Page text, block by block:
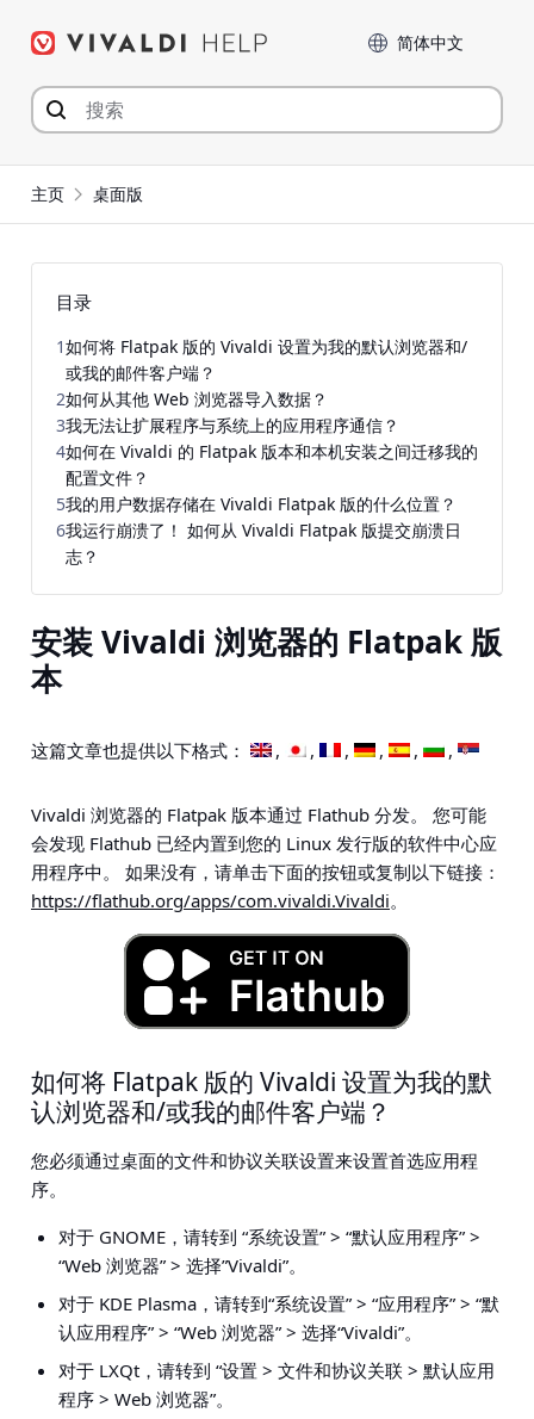
Language
主页 桌面版
安装 Vivaldi 浏览器的 Flatpak 版
本
这篇文章也提供以下格式：
Vivaldi 浏览器的 Flatpak 版本通过 Flathub 分发。 您可能
会发现 Flathub 已经内置到您的 Linux 发行版的软件中心应
用程序中。 如果没有，请单击下面的按钮或复制以下链接：
https://flathub.org/apps/com.vivaldi.Vivaldi。
如何将 Flatpak 版的 Vivaldi 设置为我的默
认浏览器和/或我的邮件客户端？
您必须通过桌面的文件和协议关联设置来设置首选应用程
序。
对于 GNOME，请转到 “系统设置” > “默认应用程序” >
“Web 浏览器” > 选择”Vivaldi”。
对于 KDE Plasma，请转到“系统设置” > “应用程序” > “默
认应用程序” > “Web 浏览器” > 选择“Vivaldi”。
对于 LXQt，请转到 “设置 > 文件和协议关联 > 默认应用
程序 > Web 浏览器”。
目录
1如何将 Flatpak 版的 Vivaldi 设置为我的默认浏览器和/
或我的邮件客户端？
2如何从其他 Web 浏览器导入数据？
3我无法让扩展程序与系统上的应用程序通信？
4如何在 Vivaldi 的 Flatpak 版本和本机安装之间迁移我的
配置文件？
5我的用户数据存储在 Vivaldi Flatpak 版的什么位置？
6我运行崩溃了！ 如何从 Vivaldi Flatpak 版提交崩溃日
志？